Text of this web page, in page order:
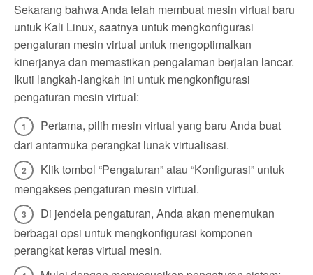
Sekarang bahwa Anda telah membuat mesin virtual baru
untuk Kali Linux, saatnya untuk mengkonfigurasi
pengaturan mesin virtual untuk mengoptimalkan
kinerjanya dan memastikan pengalaman berjalan lancar.
Ikuti langkah-langkah ini untuk mengkonfigurasi
pengaturan mesin virtual:
Pertama, pilih mesin virtual yang baru Anda buat
dari antarmuka perangkat lunak virtualisasi.
Klik tombol “Pengaturan” atau “Konfigurasi” untuk
mengakses pengaturan mesin virtual.
Di jendela pengaturan, Anda akan menemukan
berbagai opsi untuk mengkonfigurasi komponen
perangkat keras virtual mesin.